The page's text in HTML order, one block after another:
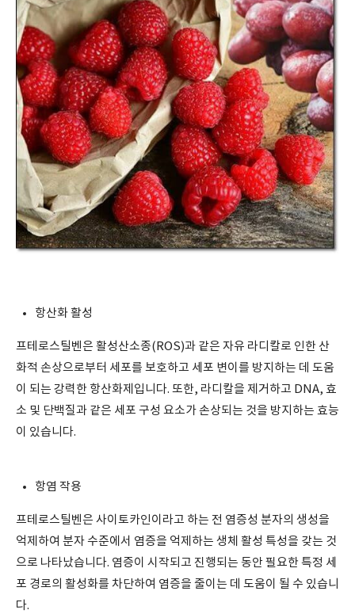
항산화 활성
프테로스틸벤은 활성산소종(ROS)과 같은 자유 라디칼로 인한 산
화적 손상으로부터 세포를 보호하고 세포 변이를 방지하는 데 도움
이 되는 강력한 항산화제입니다. 또한, 라디칼을 제거하고 DNA, 효
소 및 단백질과 같은 세포 구성 요소가 손상되는 것을 방지하는 효능
이 있습니다.
항염 작용
프테로스틸벤은 사이토카인이라고 하는 전 염증성 분자의 생성을
억제하여 분자 수준에서 염증을 억제하는 생체 활성 특성을 갖는 것
으로 나타났습니다. 염증이 시작되고 진행되는 동안 필요한 특정 세
포 경로의 활성화를 차단하여 염증을 줄이는 데 도움이 될 수 있습니
다.